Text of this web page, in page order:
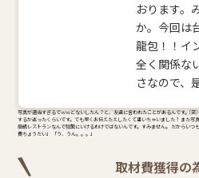
おります。
か。今回は
龍包！！イ
全く関係な
さなので、
写真が適当すぎるでｗｗどないしたん？と、友達に言われたことがあるんです。(
するか迷ったくらいです。でも早くお伝えたえしたくて書いちゃいました！ また
高級レストランなんで頻繁にいけるわけではないんです。すみません。 だからい
費ちょうだい」 「う、うん。。。」
取材費獲得